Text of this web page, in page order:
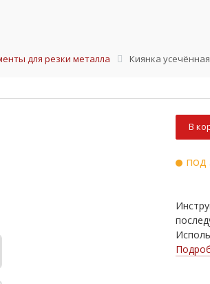
для резки металла Киянка
В
под